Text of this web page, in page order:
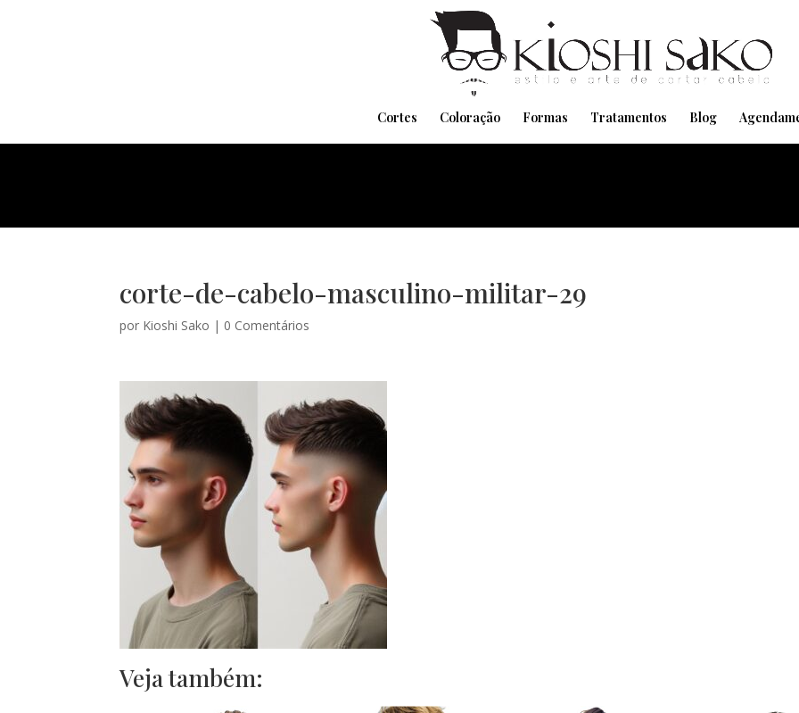
Cortes Coloração Formas Tratamentos Blog
corte-de-cabelo-masculino-militar-29
por Kioshi Sako | 0 Comentários
Veja também:
Pensando em transformar seu Visual??
Agende pelo Whatsapp